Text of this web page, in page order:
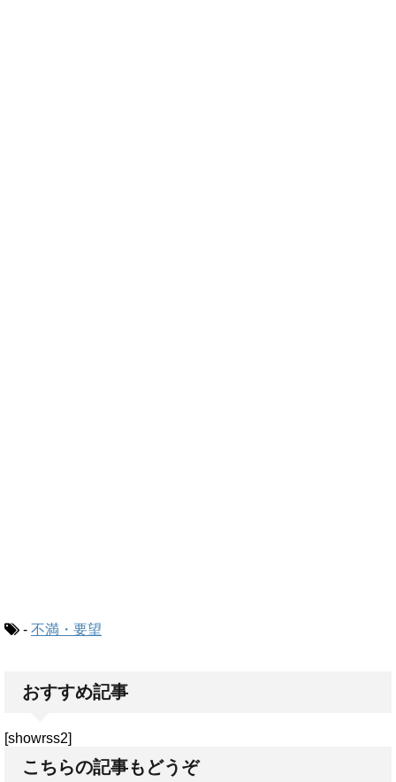
- 不満・要望
おすすめ記事
[showrss2]
こちらの記事もどうぞ